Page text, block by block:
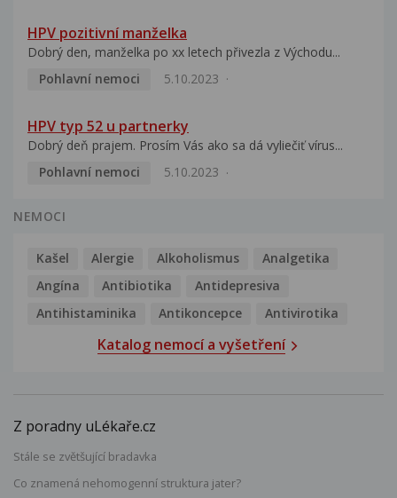
HPV pozitivní manželka
Dobrý den, manželka po xx letech přivezla z Východu...
Pohlavní nemoci
5.10.2023
HPV typ 52 u partnerky
Dobrý deň prajem. Prosím Vás ako sa dá vyliečiť vírus...
Pohlavní nemoci
5.10.2023
NEMOCI
Kašel Alergie Alkoholismus
Analgetika
Angína
Antibiotika
Antidepresiva
Antihistaminika
Antikoncepce Antivirotika
Katalog nemocí a vyšetření
Z poradny uLékaře.cz
Stále se zvětšující bradavka
Co znamená nehomogenní struktura jater?